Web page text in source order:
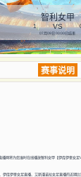
智利女甲
1 VS
07月09日 00:00已结束
赛事说明
网将为您准时在线播放智利女甲【伊库伊奎女
库伊奎女足直播、艾斯潘诺拉女足直播的近期比